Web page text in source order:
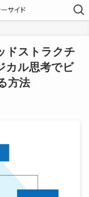
ドストラクチ
カル思考でビ
方法